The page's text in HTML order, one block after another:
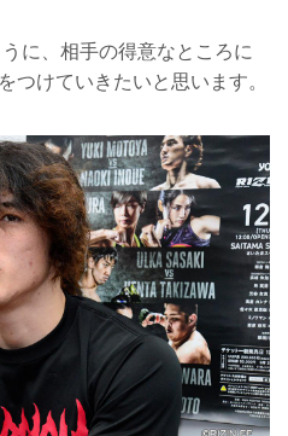
に、相手の得意なところに
つけていきたいと思います。